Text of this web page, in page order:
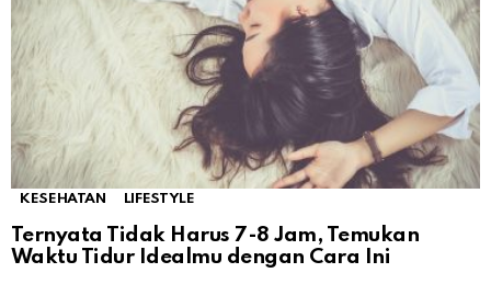
KESEHATAN LIFESTYLE
Ternyata Tidak Harus 7-8 Jam, Temukan
Waktu Tidur Idealmu dengan Cara Ini